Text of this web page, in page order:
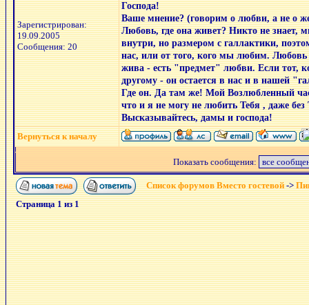
Зарегистрирован:
19.09.2005
Сообщения: 20
Господа!
Ваше мнение? (говорим о любви, а не о
Любовь, где она живет? Никто не знает,
внутри, но размером с галлактики,
нас, или от того, кого мы любим.
жива - есть "предмет" любви. Если тот,
другому - он остается в нас и в нашей
Где он. Да там же! Мой Возлюбленный
что и я не могу не любить Тебя , даже
Высказывайтесь, дамы и господа!
Вернуться к началу
Показать сообщения:
Список форумов Вместо гостевой->
Страница1из1